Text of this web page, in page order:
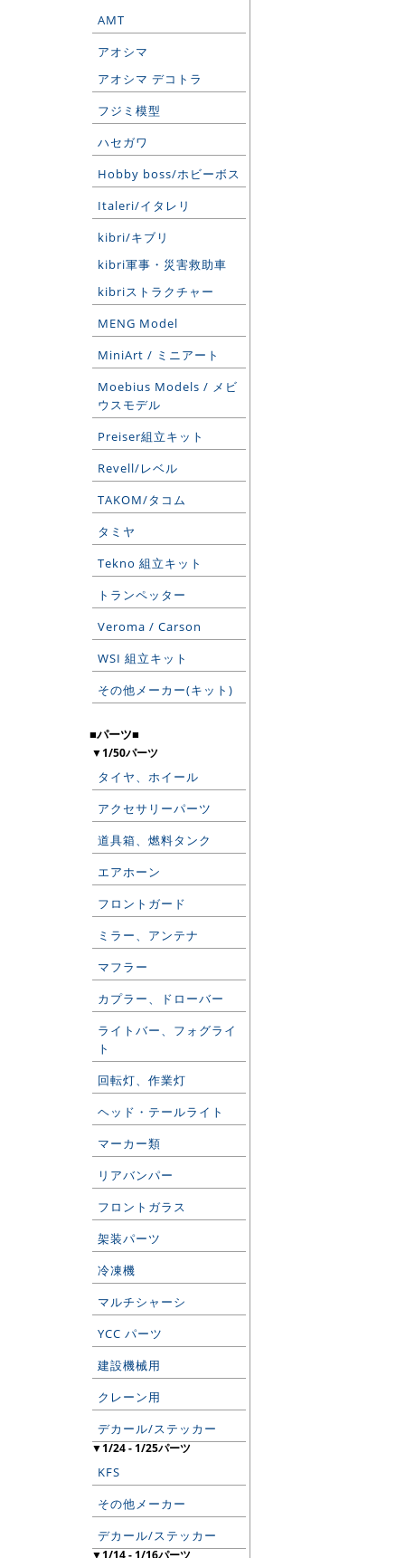
AMT
アオシマ
アオシマ デコトラ
フジミ模型
ハセガワ
Hobby boss/ホビーボス
Italeri/イタレリ
kibri/キブリ
kibri軍事・災害救助車
kibriストラクチャー
MENG Model
MiniArt / ミニアート
Moebius Models / メビ
ウスモデル
Preiser組立キット
Revell/レベル
TAKOM/タコム
タミヤ
Tekno 組立キット
トランペッター
Veroma / Carson
WSI 組立キット
その他メーカー(キット)
■パーツ■
▼1/50パーツ
タイヤ、ホイール
アクセサリーパーツ
道具箱、燃料タンク
エアホーン
フロントガード
ミラー、アンテナ
マフラー
カプラー、ドローバー
ライトバー、フォグライ
ト
回転灯、作業灯
ヘッド・テールライト
マーカー類
リアバンパー
フロントガラス
架装パーツ
冷凍機
マルチシャーシ
YCC パーツ
建設機械用
クレーン用
デカール/ステッカー
▼1/24 - 1/25パーツ
KFS
その他メーカー
デカール/ステッカー
▼1/14 - 1/16パーツ